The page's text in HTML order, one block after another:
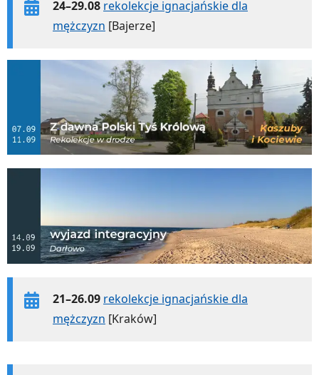
24–29.08 rekolekcje ignacjańskie dla
mężczyzn [Bajerze]
21–26.09 rekolekcje ignacjańskie dla
mężczyzn [Kraków]